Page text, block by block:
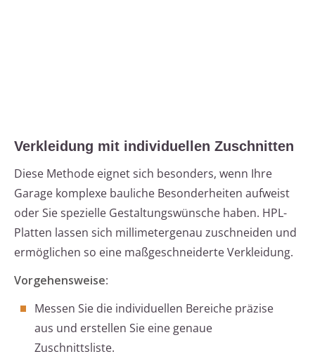
Verkleidung mit individuellen Zuschnitten
Diese Methode eignet sich besonders, wenn Ihre
Garage komplexe bauliche Besonderheiten aufweist
oder Sie spezielle Gestaltungswünsche haben. HPL-
Platten lassen sich millimetergenau zuschneiden und
ermöglichen so eine maßgeschneiderte Verkleidung.
Vorgehensweise:
Messen Sie die individuellen Bereiche präzise
aus und erstellen Sie eine genaue
Zuschnittsliste.